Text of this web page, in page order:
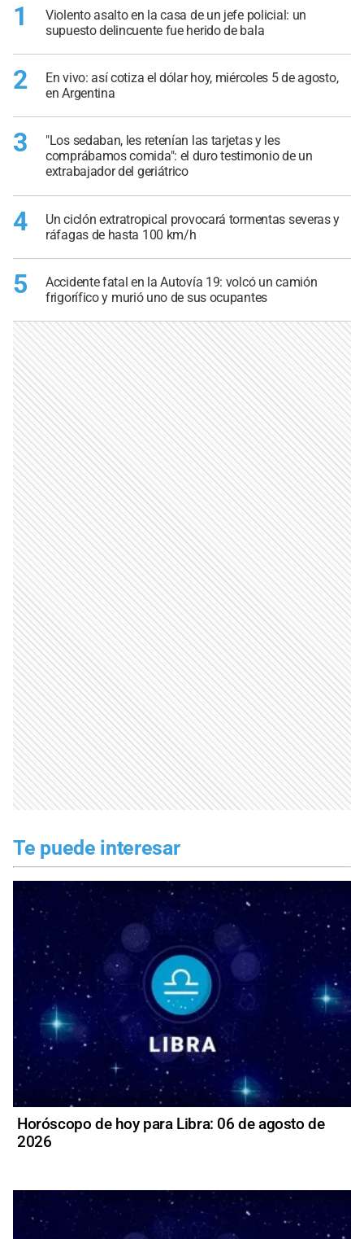
1
Violento asalto en la casa de un jefe policial: un
supuesto delincuente fue herido de bala
2
En vivo: así cotiza el dólar hoy, miércoles 5 de agosto,
en Argentina
3
"Los sedaban, les retenían las tarjetas y les
comprábamos comida": el duro testimonio de un
extrabajador del geriátrico
4
Un ciclón extratropical provocará tormentas severas y
ráfagas de hasta 100 km/h
5
Accidente fatal en la Autovía 19: volcó un camión
frigorífico y murió uno de sus ocupantes
Te puede interesar
Horóscopo de hoy para Libra: 06 de agosto de
2026